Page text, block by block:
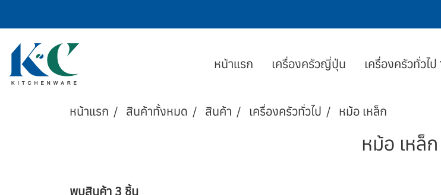
หน้าแรก เครื่องครัวญี่ปุ่น เครื่องครัวทั่วไป
หน้าแรก สินค้าทั้งหมด สินค้า เครื่องครัวทั่วไป หม้อ เหล็ก
หม้อ เหล็ก
พบสินค้า 3 ชิ้น